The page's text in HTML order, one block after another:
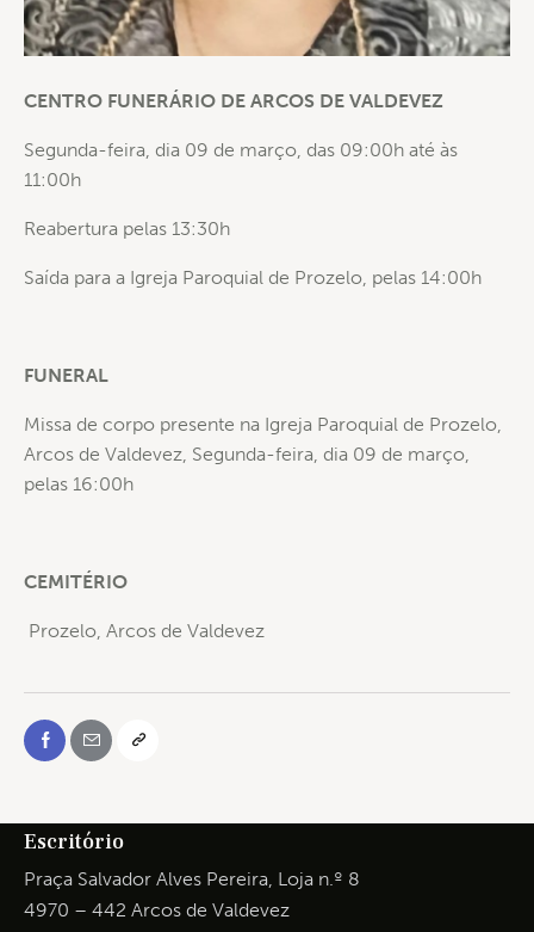
CENTRO FUNERÁRIO DE ARCOS DE VALDEVEZ
Segunda-feira, dia 09 de março, das 09:00h até às
11:00h
Reabertura pelas 13:30h
Saída para a Igreja Paroquial de Prozelo, pelas 14:00h
FUNERAL
Missa de corpo presente na Igreja Paroquial de Prozelo,
Arcos de Valdevez, Segunda-feira, dia 09 de março,
pelas 16:00h
CEMITÉRIO
Prozelo, Arcos de Valdevez
Escritório
Praça Salvador Alves Pereira, Loja n.º 8
4970 – 442 Arcos de Valdevez